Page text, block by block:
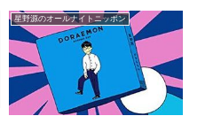
幸治のオールナイトニッポン』な
どについて話していました。今夜
は、皆様がどんな環境で #星...
星野源のオールナイトニッポン